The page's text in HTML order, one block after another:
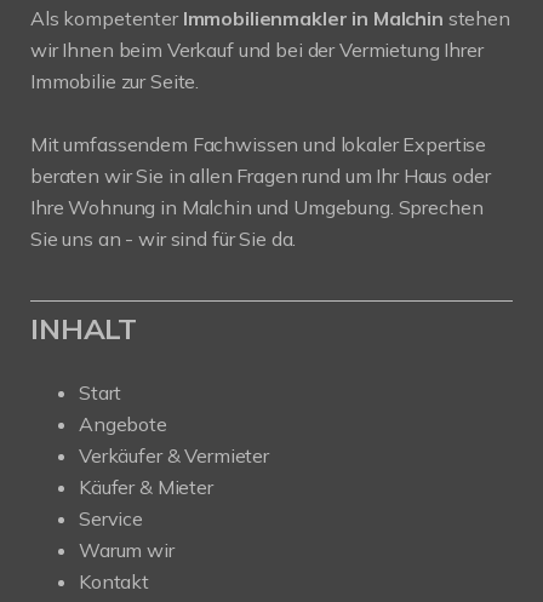
Als kompetenter Immobilienmakler in Malchin stehen
wir Ihnen beim Verkauf und bei der Vermietung Ihrer
Immobilie zur Seite.
Mit umfassendem Fachwissen und lokaler Expertise
beraten wir Sie in allen Fragen rund um Ihr Haus oder
Ihre Wohnung in Malchin und Umgebung. Sprechen
Sie uns an - wir sind für Sie da.
INHALT
Start
Angebote
Verkäufer & Vermieter
Käufer & Mieter
Service
Warum wir
Kontakt